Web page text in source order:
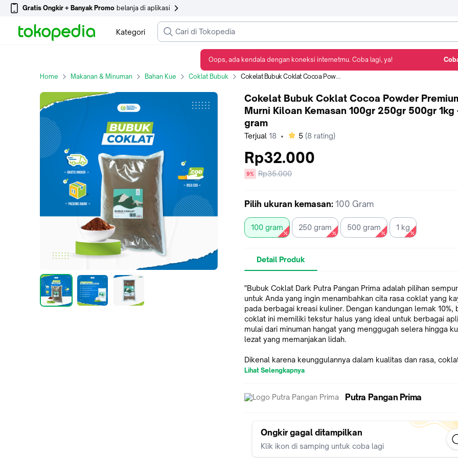
Gratis Ongkir + Banyak Promo belanja di aplikasi
Kategori
Home Makanan & Minuman Bahan Kue Coklat Bubuk Cokelat Bubuk Coklat Cocoa Powder Premium Murni Kiloan Kemasan 100gr 250gr 500gr 1kg - 100 gram
Cokelat Bubuk Coklat Cocoa Powder
Murni Kiloan Kemasan 100gr 250gr 500gr 1kg
gram
Terjual 18 • bintang
5 (8 rating)
Rp32.000
diskon
9%
Harga
Rp35.000
Pilih ukuran kemasan: 100 Gram
100 gram 250 gram 500 gram 1 kg
Detail Produk
"Bubuk Coklat Dark Putra Pangan Prima adalah pilihan
untuk Anda yang ingin menambahkan cita rasa coklat yang
pada berbagai kreasi kuliner. Dengan kandungan lemak 10%,
coklat ini memiliki tekstur halus yang ideal untuk berbagai
mulai dari minuman hangat yang menggugah selera hingga
lezat yang memanjakan lidah.
Dikenal karena keunggulannya dalam kualitas dan rasa,
ini memiliki pH yang seimbang, memberikan rasa yang lebih
brownies, dan bahkan saus coklat. Dengan sifatnya yang
adonan atau minuman, menjadikannya pilihan yang sangat
bagi para chef dan pengusaha kuliner.
Dapatkan keunggulan bubuk coklat dark dari Putra Pangan
Lihat Selengkapnya
Putra Pangan Prima
Ongkir gagal ditampilkan
Klik ikon di samping untuk coba lagi
Oops, ada kendala dengan koneksi internetmu. Coba lagi, ya!